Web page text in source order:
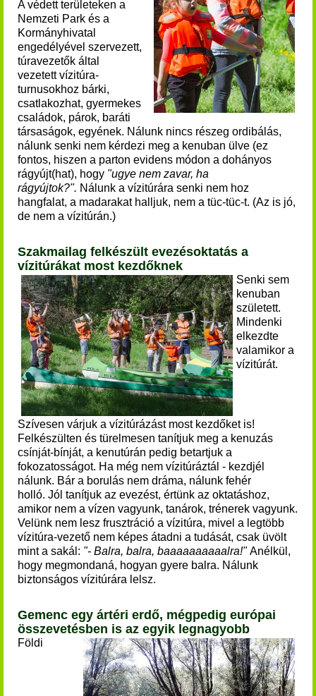
A védett területeken a
Nemzeti Park és a
Kormányhivatal
engedélyével szervezett,
túravezetők által
vezetettvízitúra-
turnusokhoz bárki,
csatlakozhat, gyermekes
családok, párok, baráti
társaságok, egyének. Nálunk nincs részeg ordibálás,
nálunk senki nem kérdezi meg a kenuban ülve (ez
fontos, hiszen a parton evidens módon a dohányos
rágyújt(hat), hogy "ugye nem zavar, ha
rágyújtok?". Nálunk a vízitúrára senki nem hoz
hangfalat, a madarakat halljuk, nem a tüc-tüc-t. (Az is jó,
de nem a vízitúrán.)
Szakmailag felkészült evezésoktatás a
vízitúrákat most kezdőknek
Senki sem
kenuban
született.
Mindenki
elkezdte
valamikor a
vízitúrát.
Szívesen várjuk a vízitúrázást most kezdőket is!
Felkészülten és türelmesen tanítjuk meg a kenuzás
csínját-bínját, a kenutúrán pedig betartjuk a
fokozatosságot. Ha még nem vízitúráztál - kezdjél
nálunk. Bár a borulás nem dráma, nálunk fehér
holló. Jól tanítjuk az evezést, értünk az oktatáshoz,
amikor nem a vízen vagyunk, tanárok, trénerek vagyunk.
Velünk nem lesz frusztráció a vízitúra, mivel a legtöbb
vízitúra-vezető nem képes átadni a tudását, csak üvölt
mint a sakál: "- Balra, balra, baaaaaaaaaalra!"Anélkül,
hogy megmondaná, hogyan gyere balra. Nálunk
biztonságos vízitúrára lelsz.
Gemenc egy ártéri erdő, mégpedig európai
összevetésben is az egyik legnagyobb
Földi